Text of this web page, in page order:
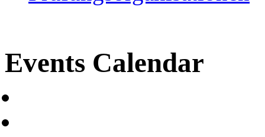
Events Calendar